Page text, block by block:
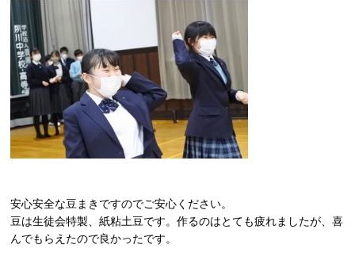
安心安全な豆まきですのでご安心ください。
豆は生徒会特製、紙粘土豆です。作るのはとても疲れましたが、喜
んでもらえたので良かったです。